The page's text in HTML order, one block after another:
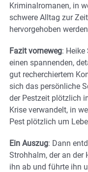
Kriminalromanen, in
schwere Alltag zur
hervorgehoben
Fazit vorneweg:
einen spannenden,
gut recherchiertem
sich das persönliche
der Pestzeit plötzlich
Krise verwandelt, in
Pest plötzlich um
Ein Auszug: Dann
Strohhalm, der an der
ihn ab und führte ihn